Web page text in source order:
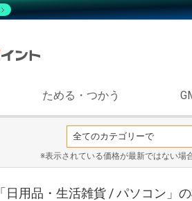
ためる・つかう
※表示されている価格が最新ではない場
「日用品・生活雑貨 / パソコン」